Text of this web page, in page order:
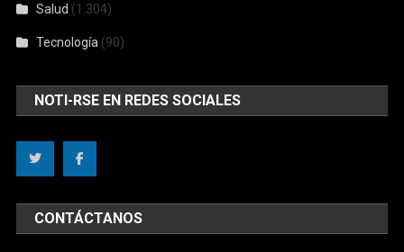
Salud (1.304)
Tecnología (90)
NOTI-RSE EN REDES SOCIALES
CONTÁCTANOS